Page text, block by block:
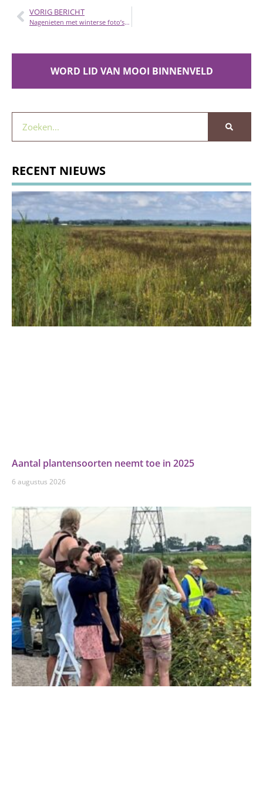
VORIG BERICHT
Nagenieten met winterse foto’s van de Binnenveldse Hooilanden
WORD LID VAN MOOI BINNENVELD
RECENT NIEUWS
Aantal plantensoorten neemt toe in 2025
6 augustus 2026